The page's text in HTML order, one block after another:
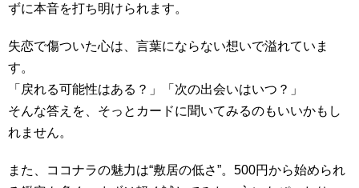
ずに本音を打ち明けられます。
失恋で傷ついた心は、言葉にならない想いで溢れていま
す。
「戻れる可能性はある？」「次の出会いはいつ？」
そんな答えを、そっとカードに聞いてみるのもいいかもし
れません。
また、ココナラの魅力は“敷居の低さ”。500円から始められ